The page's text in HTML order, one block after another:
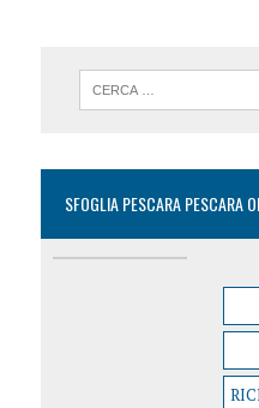
SFOGLIA PESCARA PESCARA